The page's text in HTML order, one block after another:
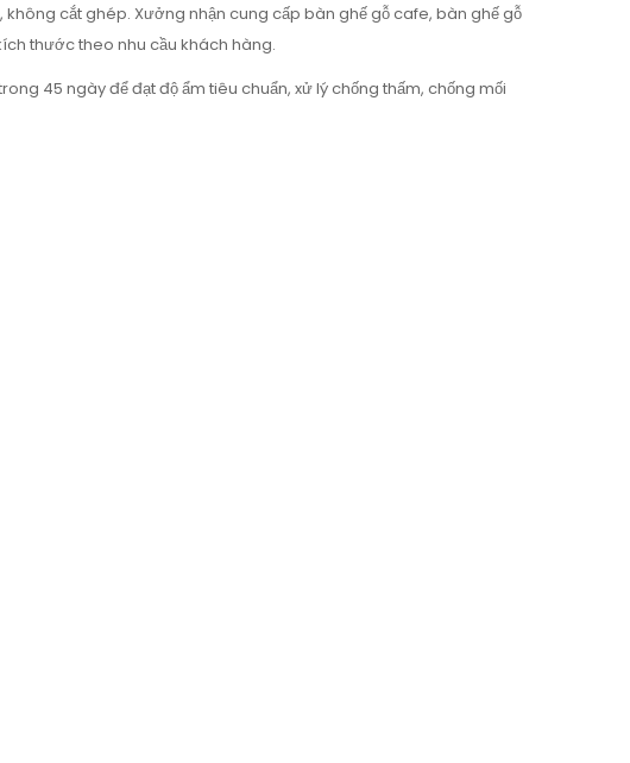
không cắt ghép. Xưởng nhận cung cấp bàn ghế gỗ cafe, bàn ghế gỗ
thước theo nhu cầu khách hàng.
45 ngày để đạt độ ẩm tiêu chuẩn, xử lý chống thấm, chống mối